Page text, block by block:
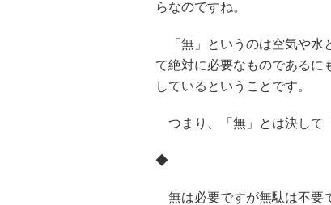
らなのですね。
「無」というのは空気や水
て絶対に必要なものであるに
しているということです。
つまり、「無」とは決して
◆
無は必要ですが無駄は不要